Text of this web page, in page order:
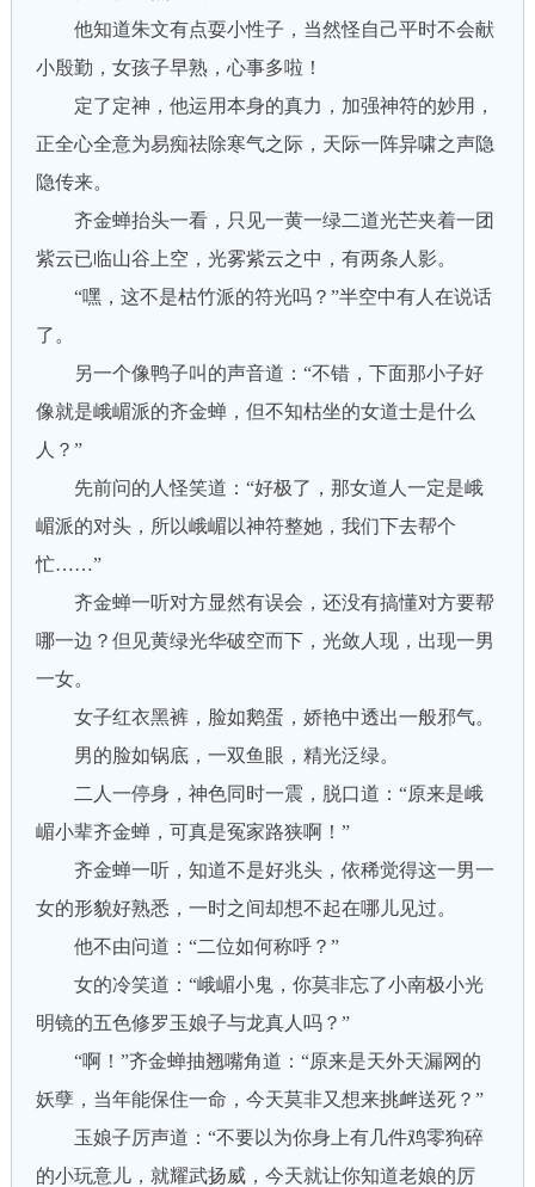
他知道朱文有点耍小性子，当然怪自己平时不会献
小殷勤，女孩子早熟，心事多啦！
定了定神，他运用本身的真力，加强神符的妙用，
正全心全意为易痴祛除寒气之际，天际一阵异啸之声隐
隐传来。
齐金蝉抬头一看，只见一黄一绿二道光芒夹着一团
紫云已临山谷上空，光雾紫云之中，有两条人影。
“嘿，这不是枯竹派的符光吗？”半空中有人在说话
了。
另一个像鸭子叫的声音道：“不错，下面那小子好
像就是峨嵋派的齐金蝉，但不知枯坐的女道士是什么
人？”
先前问的人怪笑道：“好极了，那女道人一定是峨
嵋派的对头，所以峨嵋以神符整她，我们下去帮个
忙……”
齐金蝉一听对方显然有误会，还没有搞懂对方要帮
哪一边？但见黄绿光华破空而下，光敛人现，出现一男
一女。
女子红衣黑裤，脸如鹅蛋，娇艳中透出一般邪气。
男的脸如锅底，一双鱼眼，精光泛绿。
二人一停身，神色同时一震，脱口道：“原来是峨
嵋小辈齐金蝉，可真是冤家路狭啊！”
齐金蝉一听，知道不是好兆头，依稀觉得这一男一
女的形貌好熟悉，一时之间却想不起在哪儿见过。
他不由问道：“二位如何称呼？”
女的冷笑道：“峨嵋小鬼，你莫非忘了小南极小光
明镜的五色修罗玉娘子与龙真人吗？”
“啊！”齐金蝉抽翘嘴角道：“原来是天外天漏网的
妖孽，当年能保住一命，今天莫非又想来挑衅送死？”
玉娘子厉声道：“不要以为你身上有几件鸡零狗碎
的小玩意儿，就耀武扬威，今天就让你知道老娘的厉